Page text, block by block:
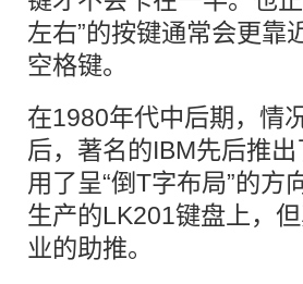
左右”的按键通常会更靠
空格键。
在1980年代中后期，情
后，著名的IBM先后推
用了呈“倒T字布局”的
生产的LK201键盘上，
业的助推。